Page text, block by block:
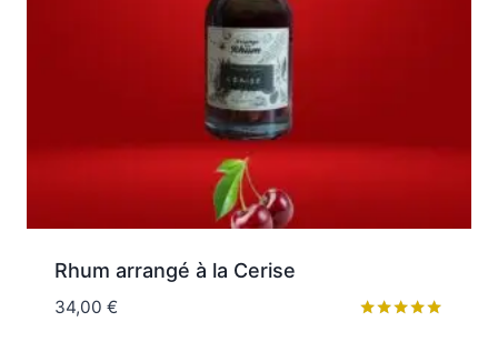
Rhum arrangé à la Cerise
34,00 €